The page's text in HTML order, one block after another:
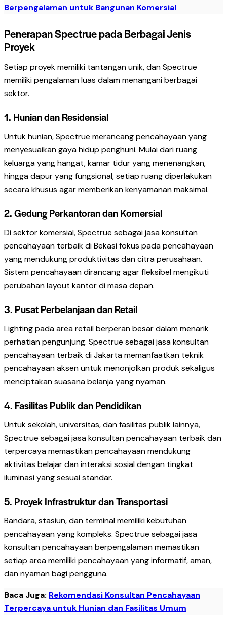
Berpengalaman untuk Bangunan Komersial
Penerapan Spectrue pada Berbagai Jenis
Proyek
Setiap proyek memiliki tantangan unik, dan Spectrue
memiliki pengalaman luas dalam menangani berbagai
sektor.
1. Hunian dan Residensial
Untuk hunian, Spectrue merancang pencahayaan yang
menyesuaikan gaya hidup penghuni. Mulai dari ruang
keluarga yang hangat, kamar tidur yang menenangkan,
hingga dapur yang fungsional, setiap ruang diperlakukan
secara khusus agar memberikan kenyamanan maksimal.
2. Gedung Perkantoran dan Komersial
Di sektor komersial, Spectrue sebagai jasa konsultan
pencahayaan terbaik di Bekasi fokus pada pencahayaan
yang mendukung produktivitas dan citra perusahaan.
Sistem pencahayaan dirancang agar fleksibel mengikuti
perubahan layout kantor di masa depan.
3. Pusat Perbelanjaan dan Retail
Lighting pada area retail berperan besar dalam menarik
perhatian pengunjung. Spectrue sebagai jasa konsultan
pencahayaan terbaik di Jakarta memanfaatkan teknik
pencahayaan aksen untuk menonjolkan produk sekaligus
menciptakan suasana belanja yang nyaman.
4. Fasilitas Publik dan Pendidikan
Untuk sekolah, universitas, dan fasilitas publik lainnya,
Spectrue sebagai jasa konsultan pencahayaan terbaik dan
terpercaya memastikan pencahayaan mendukung
aktivitas belajar dan interaksi sosial dengan tingkat
iluminasi yang sesuai standar.
5. Proyek Infrastruktur dan Transportasi
Bandara, stasiun, dan terminal memiliki kebutuhan
pencahayaan yang kompleks. Spectrue sebagai jasa
konsultan pencahayaan berpengalaman memastikan
setiap area memiliki pencahayaan yang informatif, aman,
dan nyaman bagi pengguna.
Baca Juga: Rekomendasi Konsultan Pencahayaan
Terpercaya untuk Hunian dan Fasilitas Umum